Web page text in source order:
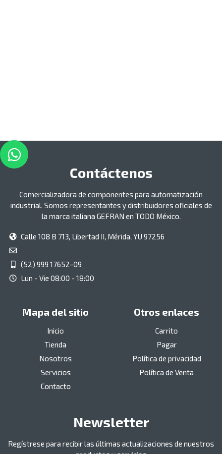
Contáctenos
Comercializadora de componentes para automatización
industrial. Somos representantes y distribuidores oficiales de
la marca italiana GEFRAN en TODO México.
Calle 108 B 713, Libertad II, Mérida, YU 97256
(52) 999 17652-09
Lun - Vie 08:00 - 18:00
Mapa del sitio
Inicio
Tienda
Nosotros
Servicios
Contacto
Otros enlaces
Carrito
Pagar
Política de privacidad
Política de Venta
Newsletter
Regístrese para recibir las últimas actualizaciones de nuestros